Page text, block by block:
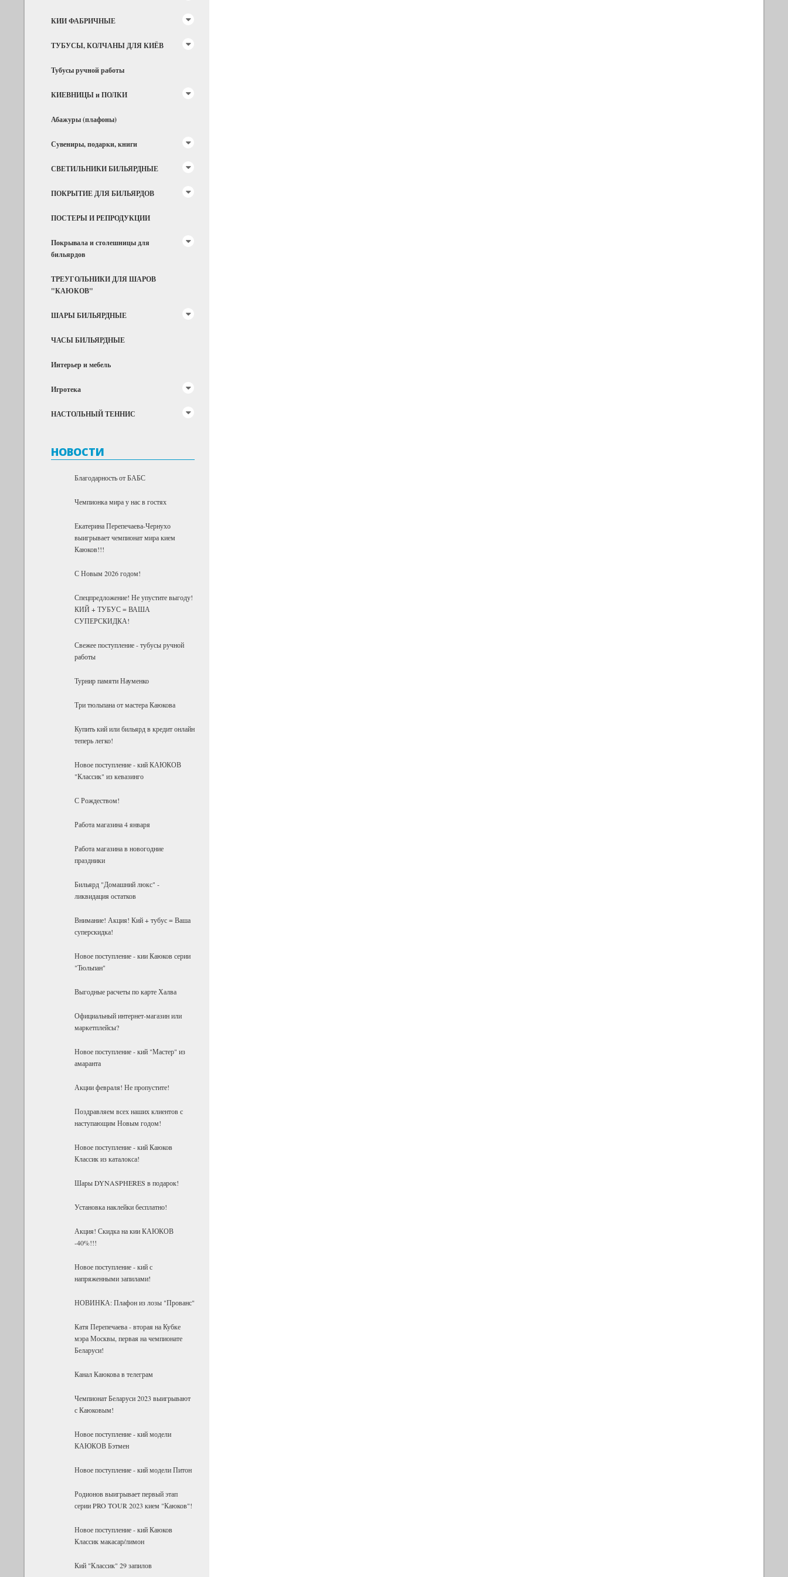
КИИ ФАБРИЧНЫЕ
ТУБУСЫ, КОЛЧАНЫ ДЛЯ КИЁВ
Тубусы ручной работы
КИЕВНИЦЫ и ПОЛКИ
Абажуры (плафоны)
Сувениры, подарки, книги
СВЕТИЛЬНИКИ БИЛЬЯРДНЫЕ
ПОКРЫТИЕ ДЛЯ БИЛЬЯРДОВ
ПОСТЕРЫ И РЕПРОДУКЦИИ
Покрывала и столешницы для
бильярдов
ТРЕУГОЛЬНИКИ ДЛЯ ШАРОВ
"КАЮКОВ"
ШАРЫ БИЛЬЯРДНЫЕ
ЧАСЫ БИЛЬЯРДНЫЕ
Интерьер и мебель
Игротека
НАСТОЛЬНЫЙ ТЕННИС
НОВОСТИ
Благодарность от БАБС
Чемпионка мира у нас в гостях
Екатерина Перепечаева-Чернухо
выигрывает чемпионат мира кием
Каюков!!!
С Новым 2026 годом!
Спецпредложение! Не упустите выгоду!
КИЙ + ТУБУС = ВАША
СУПЕРСКИДКА!
Свежее поступление - тубусы ручной
работы
Турнир памяти Науменко
Три тюльпана от мастера Каюкова
Купить кий или бильярд в кредит онлайн
теперь легко!
Новое поступление - кий КАЮКОВ
"Классик" из кевазинго
С Рождеством!
Работа магазина 4 января
Работа магазина в новогодние
праздники
Бильярд "Домашний люкс" -
ликвидация остатков
Внимание! Акция! Кий + тубус = Ваша
суперскидка!
Новое поступление - кии Каюков серии
"Тюльпан"
Выгодные расчеты по карте Халва
Официальный интернет-магазин или
маркетплейсы?
Новое поступление - кий "Мастер" из
амаранта
Акции февраля! Не пропустите!
Поздравляем всех наших клиентов с
наступающим Новым годом!
Новое поступление - кий Каюков
Классик из каталокса!
Шары DYNASPHERES в подарок!
Установка наклейки бесплатно!
Акция! Скидка на кии КАЮКОВ
-40%!!!
Новое поступление - кий с
напряженными запилами!
НОВИНКА: Плафон из лозы "Прованс"
Катя Перепечаева - вторая на Кубке
мэра Москвы, первая на чемпионате
Беларуси!
Канал Каюкова в телеграм
Чемпионат Беларуси 2023 выигрывают
с Каюковым!
Новое поступление - кий модели
КАЮКОВ Бэтмен
Новое поступление - кий модели Питон
Родионов выигрывает первый этап
серии PRO TOUR 2023 кием "Каюков"!
Новое поступление - кий Каюков
Классик макасар/лимон
Кий "Классик" 29 запилов